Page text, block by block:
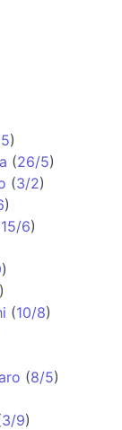
)
(26/5)
(3/2)
)
15/6)
)
)
(10/8)
(8/5)
3/9)